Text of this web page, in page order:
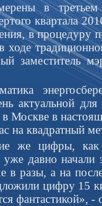
в третьем
квартала
в процедуру
ходе
заместитель
актуальной
в Москве в
на квадратный
же цифры,
давно начали
в разы, а на
цифру 15
фантастикой», -